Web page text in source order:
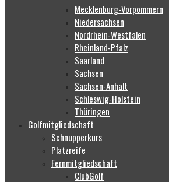
Mecklenburg-Vorpommern
Niedersachsen
Nordrhein-Westfalen
Rheinland-Pfalz
Saarland
Sachsen
Sachsen-Anhalt
Schleswig-Holstein
Thüringen
Golfmitgliedschaft
Schnupperkurs
Platzreife
Fernmitgliedschaft
ClubGolf